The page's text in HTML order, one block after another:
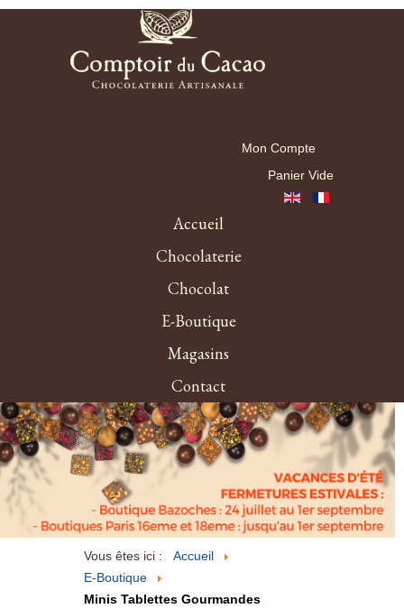
Mon Compte
Panier Vide
Accueil
Chocolaterie
Chocolat
E-Boutique
Magasins
Contact
Vous êtes ici :
Accueil
E-Boutique
Minis Tablettes Gourmandes